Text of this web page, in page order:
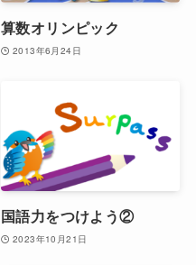
算数オリンピック
2013年6月24日
国語力をつけよう②
2023年10月21日